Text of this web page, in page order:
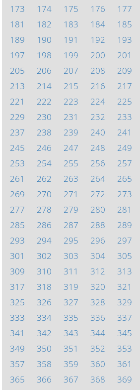
173
174 175 176 177
181
182 183 184 185
189
190 191 192 193
197
198 199 200 201
205
206 207 208 209
213
214 215 216 217
221
222 223 224 225
229
230 231 232 233
237
238 239 240 241
245
246 247 248 249
253
254 255 256 257
261
262 263 264 265
269
270 271 272 273
277
278 279 280 281
285
286 287 288 289
293
294 295 296 297
301
302 303 304 305
309
310 311 312 313
317
318 319 320 321
325
326 327 328 329
333
334 335 336 337
341
342 343 344 345
349
350 351 352 353
357
358 359 360 361
365
366 367 368 369